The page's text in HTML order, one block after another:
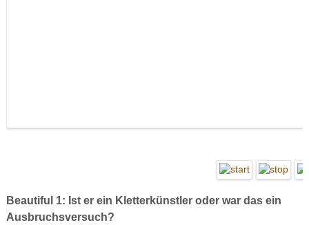
Beautiful 1: Ist er ein Kletterkünstler oder war das ein
Ausbruchsversuch?